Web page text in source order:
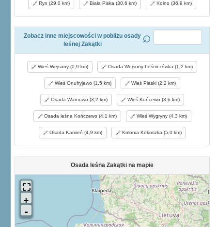
Ryn (29,0 km) Biała Piska (30,6 km) Kolno (36,9 km)
Zobacz inne miejscowości w pobliżu osady
leśnej Zakątki
Wieś Wejsuny (0,9 km) Osada Wejsuny-Leśniczówka (1,2 km)
Wieś Onufryjewo (1,5 km) Wieś Piaski (2,2 km)
Osada Warnowo (3,2 km) Wieś Końcewo (3,6 km)
Osada leśna Kończewo (4,1 km) Wieś Wygryny (4,3 km)
Osada Kamień (4,9 km) Kolonia Kokoszka (5,0 km)
Osada leśna Zakątki na mapie